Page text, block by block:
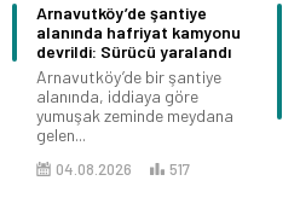
Arnavutköy’de şantiye
alanında hafriyat kamyonu
devrildi: Sürücü yaralandı
Arnavutköy’de bir şantiye
alanında, iddiaya göre
yumuşak zeminde meydana
gelen...
04.08.2026 517